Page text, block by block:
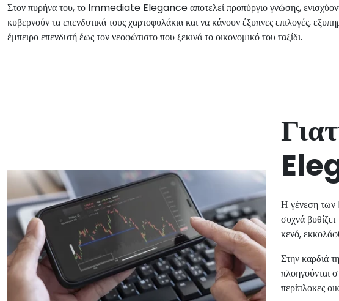
Στον πυρήνα του, το Immediate Elegance αποτελεί προπύργιο γνώσης,
κυβερνούν τα επενδυτικά τους χαρτοφυλάκια και να κάνουν έξυπνες επιλογές,
έμπειρο επενδυτή έως τον νεοφώτιστο που ξεκινά το οικονομικό του ταξίδι.
Η γένεση των
συχνά
κενό,
Στην καρδιά
πλοηγούνται
περίπλοκες